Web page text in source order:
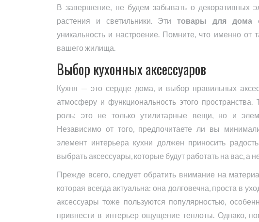
В завершение, не будем забывать о декоративных
растения и светильники. Этитовары для дома
уникальность и настроение. Помните, что именно от
вашего жилища.
Выбор кухонных аксессуаров
Кухня — это сердце дома, и выбор правильных
атмосферу и функциональность этого пространства.
роль: это не только утилитарные вещи, но и
Независимо от того, предпочитаете ли вы
элемент интерьера кухни должен приносить
выбрать аксессуары, которые будут работать на вас, а
Прежде всего, следует обратить внимание на
которая всегда актуальна: она долговечна, проста в
аксессуары тоже пользуются популярностью,
привнести в интерьер ощущение теплоты. Однако,